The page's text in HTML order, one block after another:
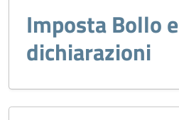
Imposta Bollo e
dichiarazioni